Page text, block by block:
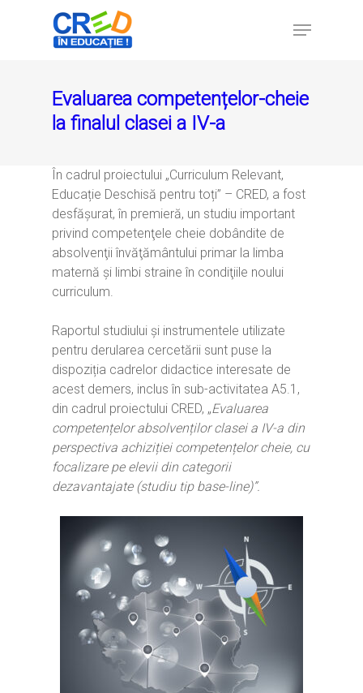
Hit enter to search or ESC to close
Evaluarea competențelor-cheie
la finalul clasei a IV-a
În cadrul proiectului „Curriculum Relevant,
Educație Deschisă pentru toți” – CRED, a fost
desfășurat, în premieră, un studiu important
privind competenţele cheie dobândite de
absolvenţii învăţământului primar la limba
maternă şi limbi straine în condiţiile noului
curriculum.
Raportul studiului și instrumentele utilizate
pentru derularea cercetării sunt puse la
dispoziția cadrelor didactice interesate de
acest demers, inclus în sub-activitatea A5.1,
din cadrul proiectului CRED, „Evaluarea
competențelor absolvenților clasei a IV-a din
perspectiva achiziției competențelor cheie, cu
focalizare pe elevii din categorii
dezavantajate (studiu tip base-line)”.